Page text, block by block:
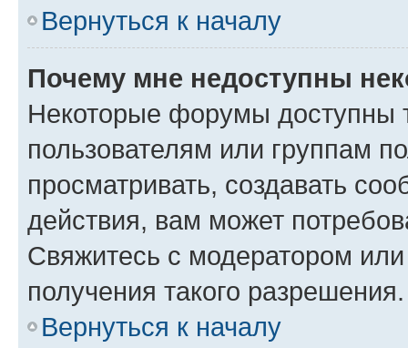
Вернуться к началу
Почему мне недоступны
Некоторые форумы доступны
пользователям или группам
просматривать, создавать
действия, вам может
Свяжитесь с модератором
получения такого разрешения.
Вернуться к началу